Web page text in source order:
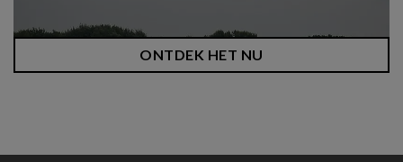
ONTDEK HET NU